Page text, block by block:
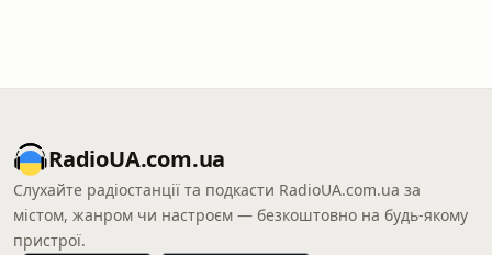
RadioUA.com.ua
Слухайте радіостанції та подкасти RadioUA.com.ua за
містом, жанром чи настроєм — безкоштовно на будь-якому
пристрої.